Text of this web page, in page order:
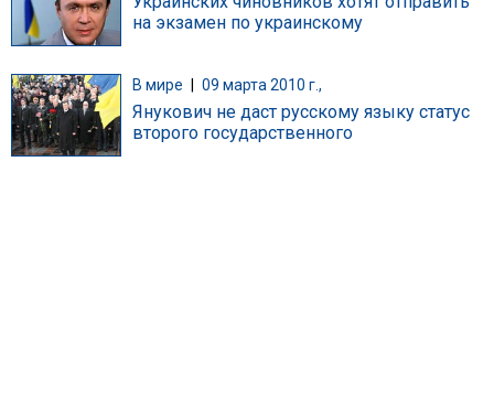
на экзамен по украинскому
В мире 09 марта 2010 г.,
Янукович не даст русскому языку статус
второго государственного